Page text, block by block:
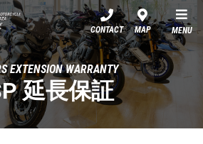
YSPつくば
CONTACT MAP MENU
EXTENSION WARRANTY
延長保証